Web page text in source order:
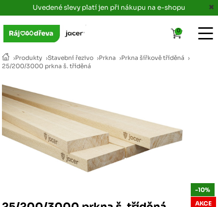
Uvedené slevy platí jen při nákupu na e-shopu
›Produkty ›Stavební řezivo ›Prkna ›Prkna šířkově tříděná ›
25/200/3000 prkna š. tříděná
-10%
AKCE
0